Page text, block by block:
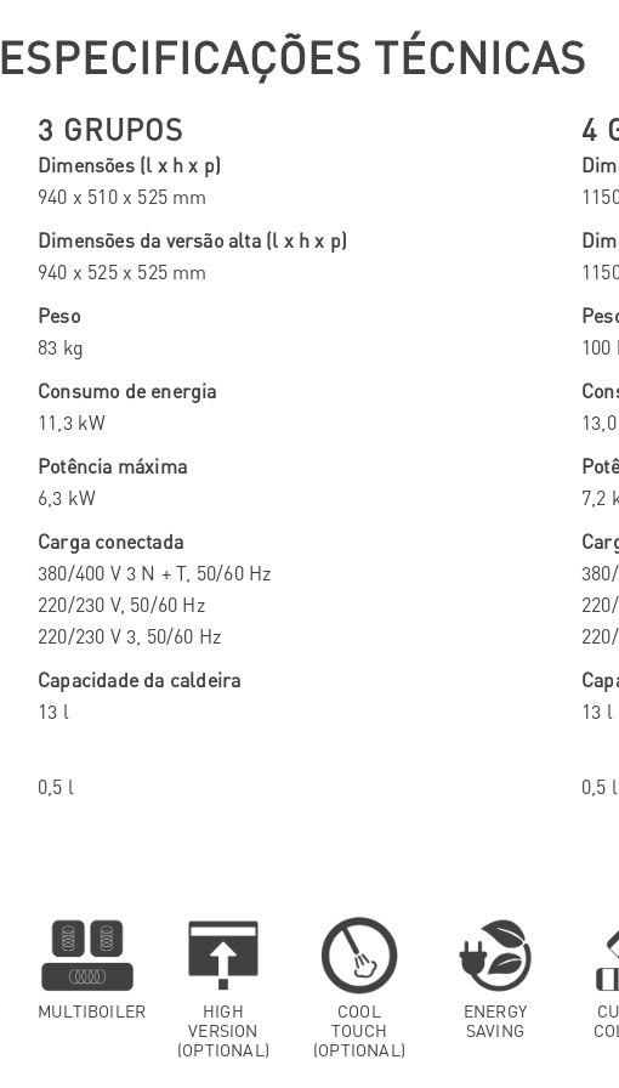
ESPECIFICAÇÕES TÉCNICAS
3 GRUPOS
Dimensões (l x h x p)
940 x 510 x 525 mm
Dimensões da versão alta (l x h x p)
940 x 525 x 525 mm
Peso
83 kg
Consumo de energia
11,3 kW
Potência máxima
6,3 kW
Carga conectada
380/400 V 3 N + T, 50/60 Hz
220/230 V, 50/60 Hz
220/230 V 3, 50/60 Hz
Capacidade da caldeira
13 l
0,5 l
4
100
7,2
13 l
0,5 l
MULTIBOILER
HIGH
VERSION
(OPTIONAL)
COOL
TOUCH
(OPTIONAL)
ENERGY
SAVING